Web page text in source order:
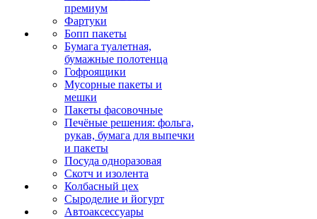
премиум
Фартуки
Бопп пакеты
Бумага туалетная,
бумажные полотенца
Гофроящики
Мусорные пакеты и
мешки
Пакеты фасовочные
Печёные решения: фольга,
рукав, бумага для выпечки
и пакеты
Посуда одноразовая
Скотч и изолента
Колбасный цех
Сыроделие и йогурт
Автоаксессуары